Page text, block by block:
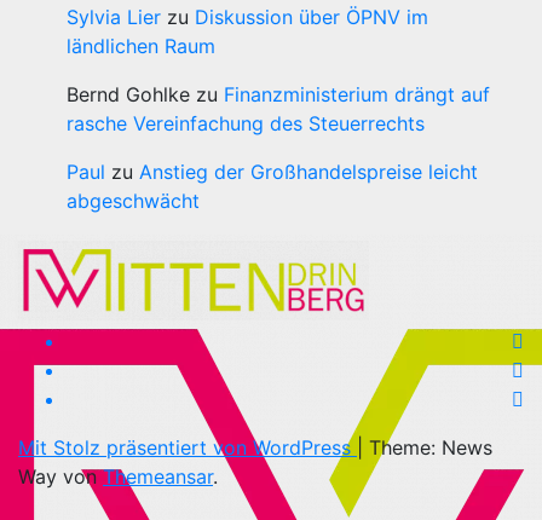
Sylvia Lier zu Diskussion über ÖPNV im
ländlichen Raum
Bernd Gohlke zu Finanzministerium drängt auf
rasche Vereinfachung des Steuerrechts
Paul zu Anstieg der Großhandelspreise leicht
abgeschwächt
Mit Stolz präsentiert von WordPress
Theme: News
Way vonThemeansar.